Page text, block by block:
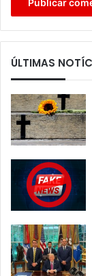
ÚLTIMAS